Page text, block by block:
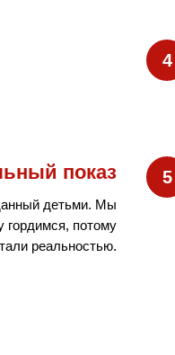
показ
детьми. Мы
гордимся, потому
реальностью.